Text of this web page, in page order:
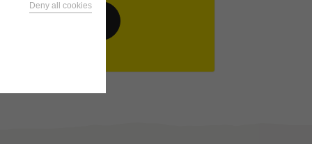
Deny all cookies